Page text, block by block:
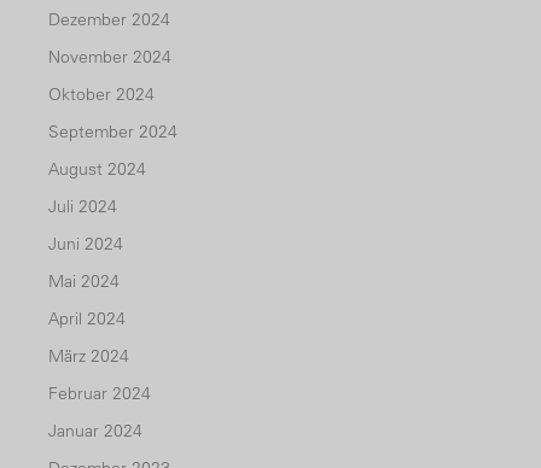
Dezember 2024
November 2024
Oktober 2024
September 2024
August 2024
Juli 2024
Juni 2024
Mai 2024
April 2024
März 2024
Februar 2024
Januar 2024